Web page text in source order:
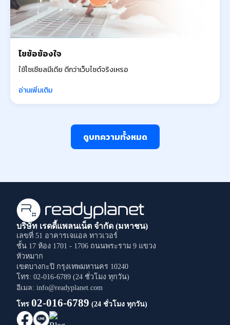
ไขข้อข้องใจ
ใช้โซเชียลมีเดีย ดีกว่าเว็บไซต์จริงเหรอ
อ่านเพิ่มเติม
ดูบทความทั้งหมด
บริษัท เรดดี้แพลนเน็ต จำกัด (มหาชน)
เลขที่ 51 อาคารเจแอล ทาวเวอร์
ชั้น 17 ห้อง 1701 - 1706 ถนนพระราม 9 แขวง
หัวหมาก
เขตบางกะปิ กรุงเทพมหานคร 10240
โทร: 02-016-6789 (24 ชั่วโมง ทุกวัน)
อีเมล: info@readyplanet.com
โทร 02-016-6789 (24 ชั่วโมง ทุกวัน)